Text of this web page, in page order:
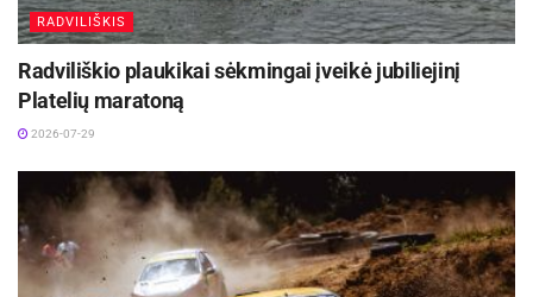
RADVILIŠKIS
Radviliškio plaukikai sėkmingai įveikė jubiliejinį
Platelių maratoną
2026-07-29